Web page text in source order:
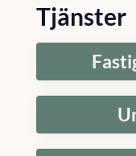
Tjänster